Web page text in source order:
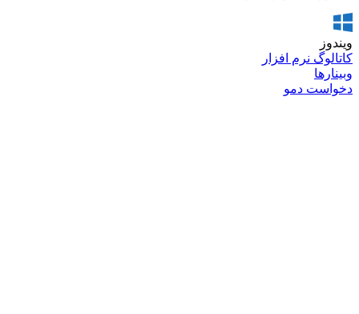
ویندوز
کاتالوگ نرم افزار
وبینارها
دخواست دمو